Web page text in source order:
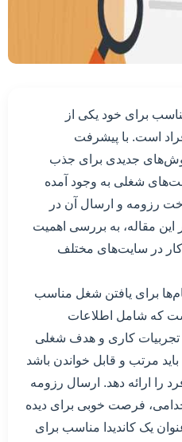
برای خود یکی از
است. با پیشرفت
روش‌های جدیدی برای جذب
شغلی به وجود آمده
رزومه و ارسال آن در
مقاله، به بررسی اهمیت
در سایت‌های مختلف
برای یافتن شغل مناسب
که شامل اطلاعات
کاری و هدف شغلی
مرتب و قابل خواندن باشد
را ارائه دهد. ارسال رزومه
فرصت خوبی برای دیده
یک کاندیدا مناسب برای